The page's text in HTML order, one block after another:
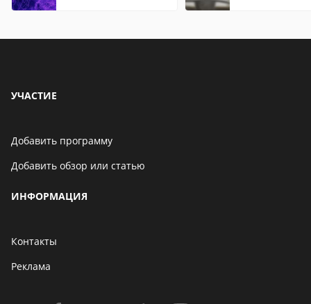
УЧАСТИЕ
Добавить программу
Добавить обзор или статью
ИНФОРМАЦИЯ
Контакты
Реклама